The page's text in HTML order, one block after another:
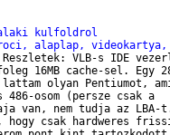
kulfoldrol
alaplap,
VLB-s IDE
16MB cache-sel. Egy
olyan Pentiumot,
osom (persze csak a
van, nem tudja az LBA-
hogy csak hardweres